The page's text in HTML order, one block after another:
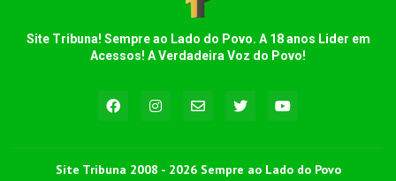
Site Tribuna! Sempre ao Lado do Povo. A 18 anos Lider em
Acessos! A Verdadeira Voz do Povo!
Site Tribuna 2008 - 2026 Sempre ao Lado do Povo